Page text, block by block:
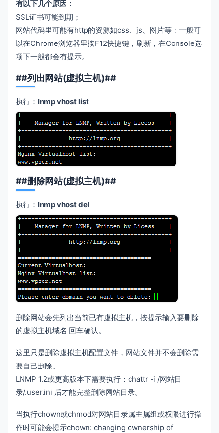
有以下几个原因：
SSL证书可能到期；
网站代码里可能有http的资源如css、js、图片等；一般可
以在Chrome浏览器里按F12快捷键，刷新，在Console选
项下一般都会有提示。
##列出网站(虚拟主机)##
执行： lnmp vhost list
##删除网站(虚拟主机)##
执行： lnmp vhost del
删除网站会先列出当前已有虚拟主机，按提示输入要删除
的虚拟主机域名 回车确认。
这里只是删除虚拟主机配置文件，网站文件并不会删除需
要自己删除。
LNMP 1.2或更高版本下需要执行：chattr -i /网站目
录/.user.ini 后才能完整删除网站目录。
当执行chown或chmod对网站目录属主属组或权限进行操
作时可能会提示chown: changing ownership of